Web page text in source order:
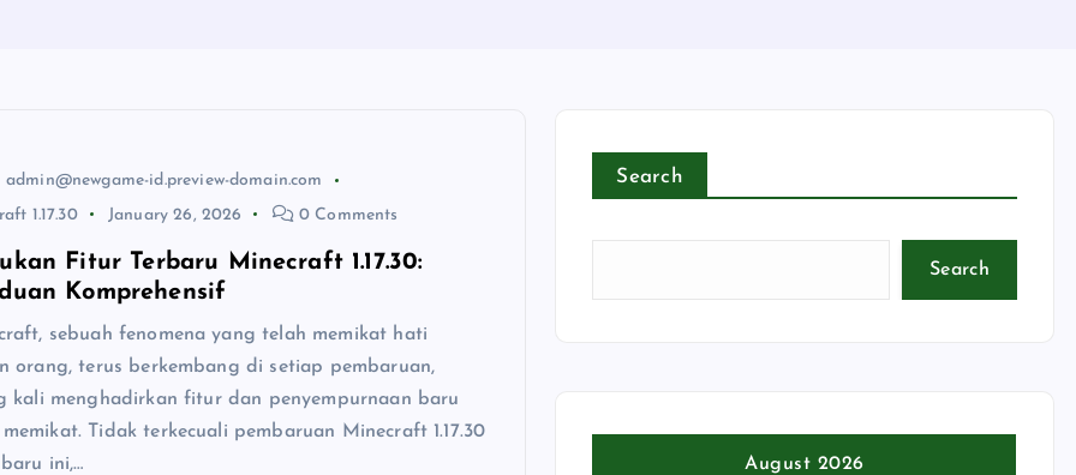
admin@newgame-id.preview-domain.com
1.17.30
January 26, 2026 0 Comments
Fitur Terbaru Minecraft 1.17.30:
Komprehensif
sebuah fenomena yang telah memikat hati
orang, terus berkembang di setiap pembaruan,
kali menghadirkan fitur dan penyempurnaan baru
Tidak terkecuali pembaruan Minecraft 1.17.30
ini,…
Search
Search
August 2026